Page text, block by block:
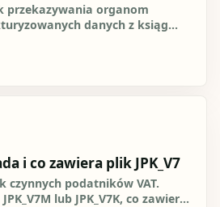
przekazywania organom
danych z ksiąg
i co zawiera plik JPK_V7
czynnych podatników VAT.
lub JPK_V7K, co zawiera